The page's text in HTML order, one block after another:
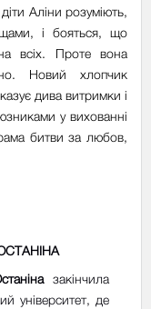
Аліни розуміють,
і бояться, що
всіх. Проте вона
Новий хлопчик
дива витримки і
у вихованні
битви за любов,
закінчила
університет, де